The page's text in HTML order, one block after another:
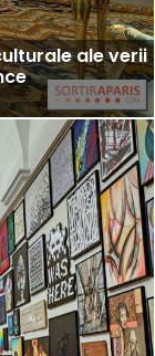
ale verii